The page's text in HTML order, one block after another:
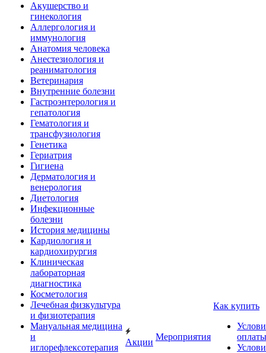
Акушерство и
гинекология
Аллергология и
иммунология
Анатомия человека
Анестезиология и
реаниматология
Ветеринария
Внутренние болезни
Гастроэнтерология и
гепатология
Гематология и
трансфузиология
Генетика
Гериатрия
Гигиена
Дерматология и
венерология
Диетология
Инфекционные
болезни
История медицины
Кардиология и
кардиохирургия
Клиническая
лабораторная
диагностика
Косметология
Лечебная физкультура
и физиотерапия
Мануальная медицина
и
иглорефлексотерапия
Акции
Мероприятия
Как купить
оплаты